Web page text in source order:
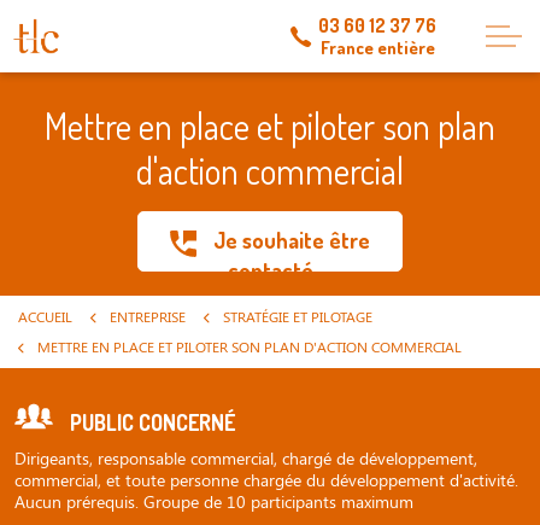
03 60 12 37 76
France entière
Mettre en place et piloter son plan
d'action commercial
Je souhaite être
contacté
ACCUEIL ENTREPRISE
STRATÉGIE ET PILOTAGE
METTRE EN PLACE ET PILOTER SON PLAN D'ACTION COMMERCIAL
PUBLIC CONCERNÉ
Dirigeants, responsable commercial, chargé de développement,
commercial, et toute personne chargée du développement d'activité.
Aucun prérequis. Groupe de 10 participants maximum